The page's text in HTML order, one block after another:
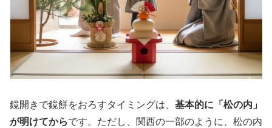
鏡開きで鏡餅をおろすタイミングは、 基本的に「松の内」
が明けてからです。ただし、関西の一部のように、松の内